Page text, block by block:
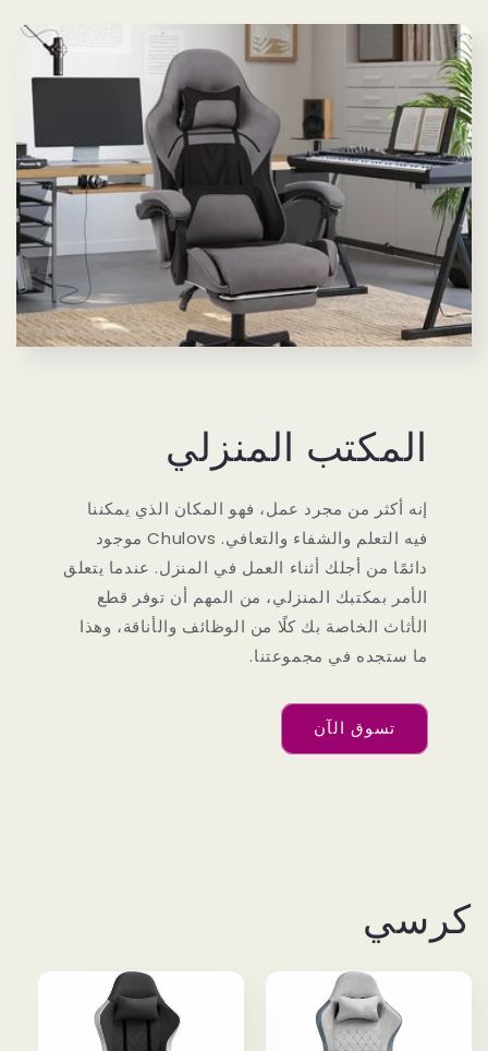
المكتب المنزلي
إنه أكثر من مجرد عمل، فهو المكان الذي يمكننا
فيه التعلم والشفاء والتعافي. Chulovs موجود
دائمًا من أجلك أثناء العمل في المنزل. عندما يتعلق
الأمر بمكتبك المنزلي، من المهم أن توفر قطع
الأثاث الخاصة بك كلًا من الوظائف والأناقة، وهذا
ما ستجده في مجموعتنا.
تسوق الآن